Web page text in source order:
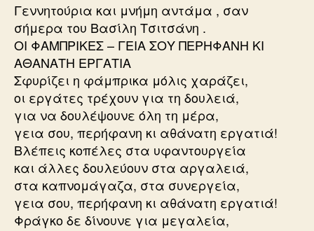
Γεννητούρια και μνήμη αντάμα , σαν
σήμερα του Βασίλη Τσιτσάνη .
ΟΙ ΦΑΜΠΡΙΚΕΣ – ΓΕΙΑ ΣΟΥ ΠΕΡΗΦΑΝΗ ΚΙ
ΑΘΑΝΑΤΗ ΕΡΓΑΤΙΑ
Σφυρίζει η φάμπρικα μόλις χαράζει,
οι εργάτες τρέχουν για τη δουλειά,
για να δουλέψουνε όλη τη μέρα,
γεια σου, περήφανη κι αθάνατη εργατιά!
Βλέπεις κοπέλες στα υφαντουργεία
και άλλες δουλεύουν στα αργαλειά,
στα καπνομάγαζα, στα συνεργεία,
γεια σου, περήφανη κι αθάνατη εργατιά!
Φράγκο δε δίνουνε για μεγαλεία,